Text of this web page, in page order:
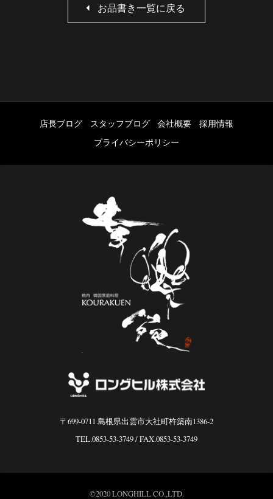
お品書き一覧に戻る
店長ブログ スタッフブログ 会社概要
採用情報
プライバシーポリシー
〒699-0711 島根県出雲市大社町杵築南1386-2
TEL.0853-53-3749/ FAX.0853-53-3749
©2020 LONGHILL CO.,LTD.